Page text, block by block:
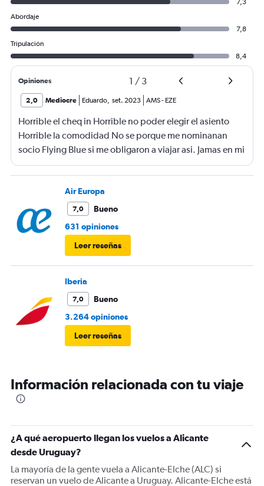
7,3
Abordaje
7,8
Tripulación
8,4
Opiniones 1 / 3
2,0 Mediocre Eduardo, set. 2023 AMS- EZE
Horrible el cheq in Horrible no poder elegir el asiento
Horrible la comodidad No se porque me nominanan
socio Flying Blue si me obligaron a viajar asi. Jamas en mi
vida viaje tan mal
Air Europa
7,0
Bueno
631 opiniones
Leer reseñas
Iberia
7,0
Bueno
3.264 opiniones
Leer reseñas
Información relacionada con tu viaje
¿A qué aeropuerto llegan los vuelos a Alicante
desde Uruguay?
La mayoría de la gente vuela a Alicante-Elche (ALC) si
reservan un vuelo de Alicante a Uruguay. Alicante-Elche está